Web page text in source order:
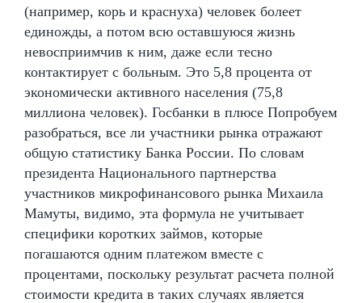
(например, корь и краснуха) человек болеет
единожды, а потом всю оставшуюся жизнь
невосприимчив к ним, даже если тесно
контактирует с больным. Это 5,8 процента от
экономически активного населения (75,8
миллиона человек). Госбанки в плюсе Попробуем
разобраться, все ли участники рынка отражают
общую статистику Банка России. По словам
президента Национального партнерства
участников микрофинансового рынка Михаила
Мамуты, видимо, эта формула не учитывает
специфики коротких займов, которые
погашаются одним платежом вместе с
процентами, поскольку результат расчета полной
стоимости кредита в таких случаях является